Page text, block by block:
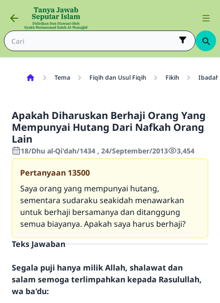
Tema Fiqih dan Usul Fiqih Fikih
Apakah Diharuskan Berhaji Orang Yang
Mempunyai Hutang Dari Nafkah Orang
Lain
18/Dhu al-Qi'dah/1434 , 24/September/2013 3,454
Pertanyaan 13500
Saya orang yang mempunyai hutang,
sementara sudaraku seakidah menawarkan
untuk berhaji bersamanya dan ditanggung
semua biayanya. Apakah saya harus berhaji?
Teks Jawaban
Segala puji hanya milik Allah, shalawat dan
salam semoga terlimpahkan kepada Rasulullah,
wa ba'du: